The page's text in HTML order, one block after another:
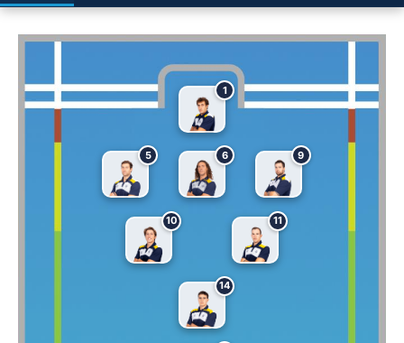
1
5 6 9
10 11
14